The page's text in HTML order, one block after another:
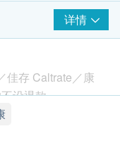
详情
佳存 Caltrate／康
设退款。
Ltd提供。